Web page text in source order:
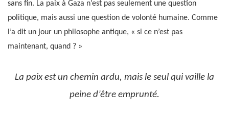
sans fin. La paix à Gaza n’est pas seulement une question
politique, mais aussi une question de volonté humaine. Comme
l’a dit un jour un philosophe antique, « si ce n’est pas
maintenant, quand ? »
La paix est un chemin ardu, mais le seul qui vaille la
peine d’être emprunté.